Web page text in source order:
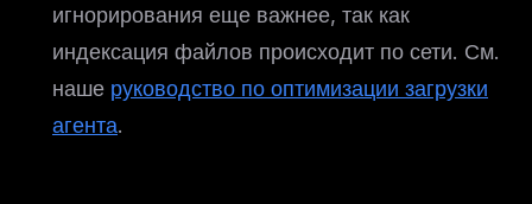
игнорирования еще важнее, так как
индексация файлов происходит по сети. См.
наше руководство по оптимизации загрузки
агента.